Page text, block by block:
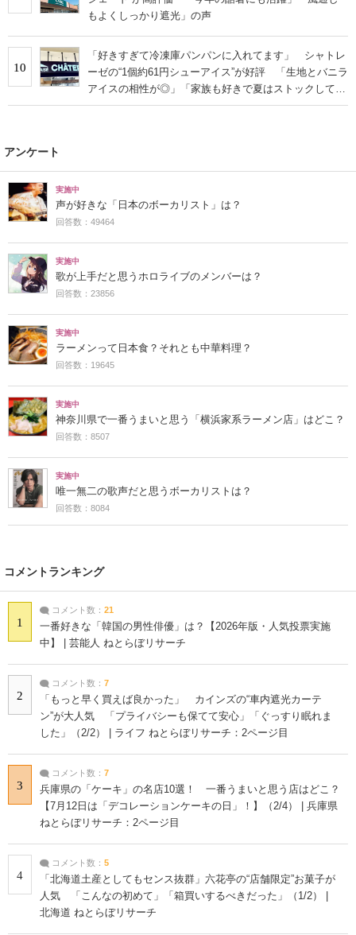
もよくしっかり遮光」の声
10
「好きすぎて冷凍庫パンパンに入れてます」 シャトレ
ーゼの“1個約61円シューアイス”が好評 「生地とバニラ
アイスの相性が◎」「家族も好きで夏はストックして
る」
アンケート
実施中
声が好きな「日本のボーカリスト」は？
回答数：49464
実施中
歌が上手だと思うホロライブのメンバーは？
回答数：23856
実施中
ラーメンって日本食？それとも中華料理？
回答数：19645
実施中
神奈川県で一番うまいと思う「横浜家系ラーメン店」はどこ？
回答数：8507
実施中
唯一無二の歌声だと思うボーカリストは？
回答数：8084
コメントランキング
1
コメント数： 21
一番好きな「韓国の男性俳優」は？【2026年版・人気投票実施
中】 | 芸能人 ねとらぼリサーチ
2
コメント数： 7
「もっと早く買えば良かった」 カインズの“車内遮光カーテ
ン”が大人気 「プライバシーも保てて安心」「ぐっすり眠れま
した」（2/2） | ライフ ねとらぼリサーチ：2ページ目
3
コメント数： 7
兵庫県の「ケーキ」の名店10選！ 一番うまいと思う店はどこ？
【7月12日は「デコレーションケーキの日」！】（2/4） | 兵庫県
ねとらぼリサーチ：2ページ目
4
コメント数： 5
「北海道土産としてもセンス抜群」六花亭の“店舗限定”お菓子が
人気 「こんなの初めて」「箱買いするべきだった」（1/2） |
北海道 ねとらぼリサーチ